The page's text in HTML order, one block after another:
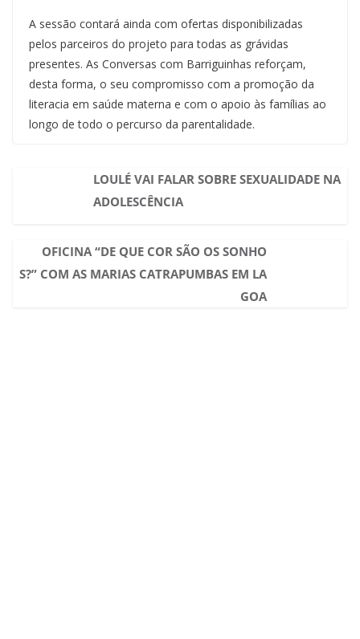
A sessão contará ainda com ofertas disponibilizadas
pelos parceiros do projeto para todas as grávidas
presentes. As Conversas com Barriguinhas reforçam,
desta forma, o seu compromisso com a promoção da
literacia em saúde materna e com o apoio às famílias ao
longo de todo o percurso da parentalidade.
LOULÉ VAI FALAR SOBRE SEXUALIDADE NA
ADOLESCÊNCIA
OFICINA “DE QUE COR SÃO OS SONHO
S?” COM AS MARIAS CATRAPUMBAS EM LA
GOA